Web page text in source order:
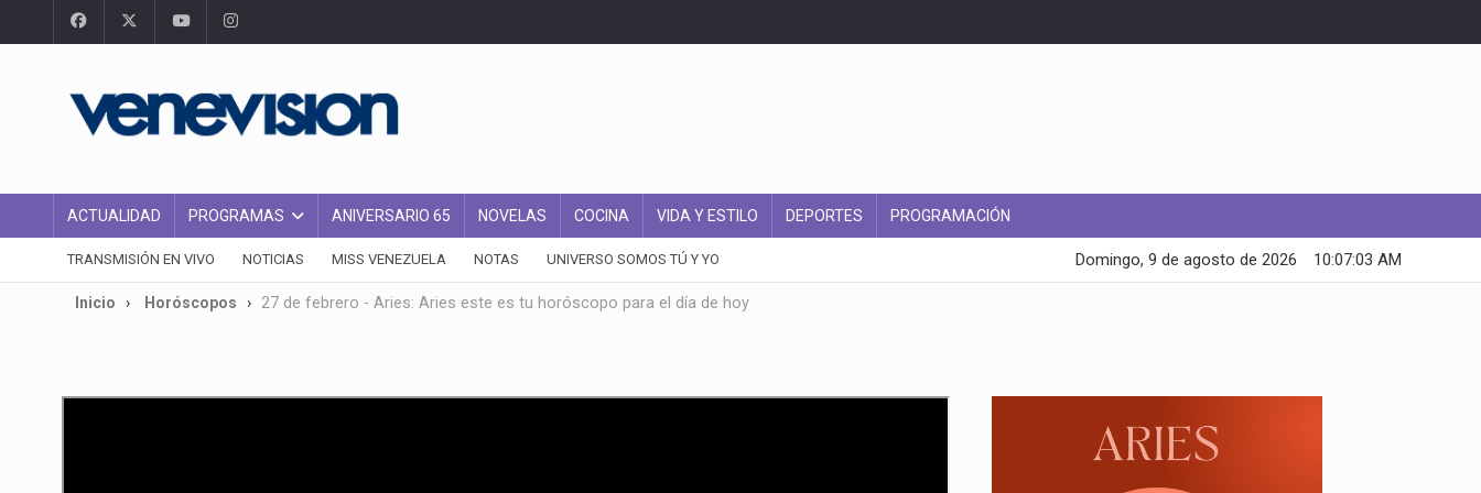
ACTUALIDAD PROGRAMAS ANIVERSARIO 65 NOVELAS COCINA VIDA Y ESTILO DEPORTES PROGRAMACIÓN
TRANSMISIÓN EN VIVO NOTICIAS MISS VENEZUELA NOTAS UNIVERSO SOMOS TÚ Y YO 10:07:03 AM
Domingo, 9 de agosto de 2026
Inicio Horóscopos 27 de febrero - Aries: Aries este es tu horóscopo para el día de hoy